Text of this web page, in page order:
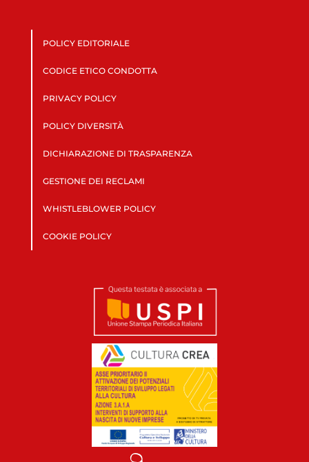
POLICY EDITORIALE
CODICE ETICO CONDOTTA
PRIVACY POLICY
POLICY DIVERSITÀ
DICHIARAZIONE DI TRASPARENZA
GESTIONE DEI RECLAMI
WHISTLEBLOWER POLICY
COOKIE POLICY